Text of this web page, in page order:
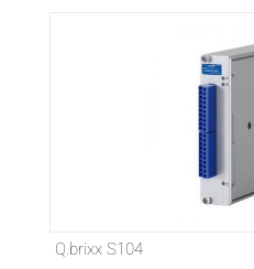
Q.brixx S104